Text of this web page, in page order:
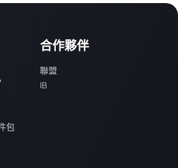
包
合作夥伴
聯盟
IB